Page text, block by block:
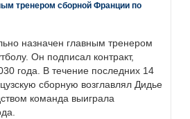
тренером сборной Франции по
назначен главным тренером
Он подписал контракт,
года. В течение последних 14
сборную возглавлял Дидье
команда выиграла